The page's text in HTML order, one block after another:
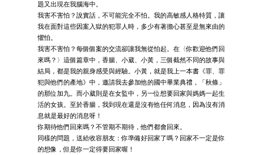
題又出現在我腦海中。
我害不害怕？說實話，不可能完全不怕。我的高敏感人格特質，讓
我在面對這些因案入獄的犯罪人時，多少有著擔心甚至是無來由的
懼怕。
我害不害怕？每個個案的交流卻讓我無從怕起。在〈你歡迎他們回
來嗎？〉這個篇章中，香腸、小葳、小黃，三個截然不同的故事與
結局，都是我的親身感受與經驗。小黃，就是我上一本書《罪、罪
犯與他們的產地》中，邀請我去參加他的國中畢業典禮，「秋條」
的那位加九。而小葳則是在女監中，另一位想要回家與媽媽一起生
活的女孩。至於香腸，我到現在還是沒有他任何消息，因為沒有消
息就是最好的消息呀！
你期待他們回來嗎？不管期不期待，他們都會回來。
同樣的問題，送給收容朋友：你準備好回家了嗎？回家不一定是你
的想像，但是你一定得要回家喔！